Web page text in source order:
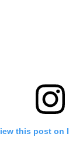
this post on